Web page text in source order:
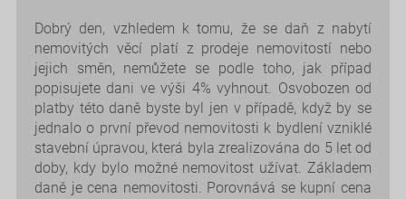
Dobrý den, vzhledem k tomu, že se daň z nabytí
nemovitých věcí platí z prodeje nemovitostí nebo
jejich směn, nemůžete se podle toho, jak případ
popisujete dani ve výši 4% vyhnout. Osvobozen od
platby této daně byste byl jen v případě, když by se
jednalo o první převod nemovitosti k bydlení vzniklé
stavební úpravou, která byla zrealizována do 5 let od
doby, kdy bylo možné nemovitost užívat. Základem
daně je cena nemovitosti. Porovnává se kupní cena